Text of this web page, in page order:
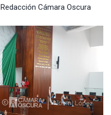
Redacción Cámara Oscura